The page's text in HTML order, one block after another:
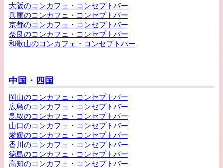
大阪のコンカフェ・コンセプトバー
兵庫のコンカフェ・コンセプトバー
京都のコンカフェ・コンセプトバー
奈良のコンカフェ・コンセプトバー
和歌山のコンカフェ・コンセプトバー
中国・四国
岡山のコンカフェ・コンセプトバー
広島のコンカフェ・コンセプトバー
鳥取のコンカフェ・コンセプトバー
山口のコンカフェ・コンセプトバー
愛媛のコンカフェ・コンセプトバー
香川のコンカフェ・コンセプトバー
徳島のコンカフェ・コンセプトバー
高知のコンカフェ・コンセプトバー